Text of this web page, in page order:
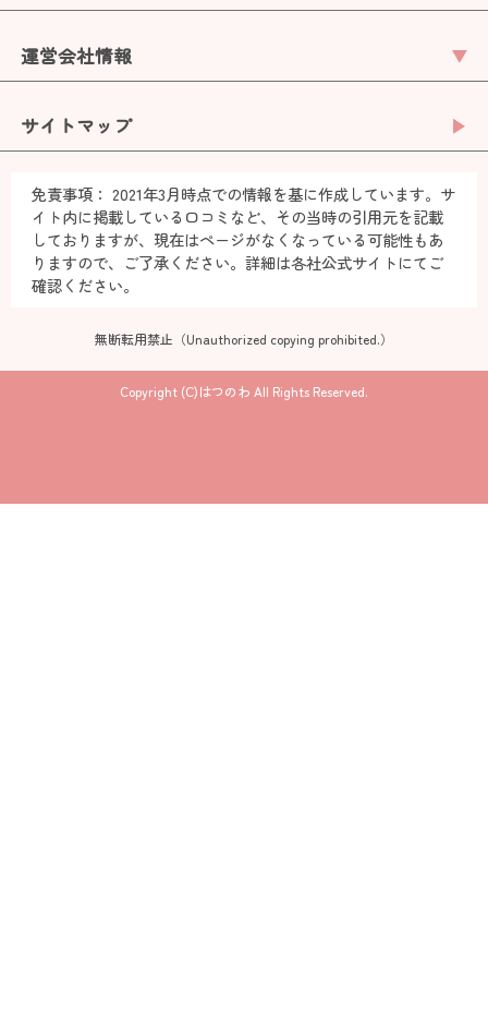
運営会社情報
サイトマップ
免責事項： 2021年3月時点での情報を基に作成しています。サ
イト内に掲載している口コミなど、その当時の引用元を記載
しておりますが、現在はページがなくなっている可能性もあ
りますので、ご了承ください。詳細は各社公式サイトにてご
確認ください。
無断転用禁止（Unauthorized copying prohibited.）
Copyright (C)はつのわ All Rights Reserved.